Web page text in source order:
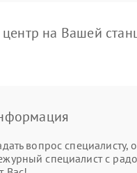
на Вашей
вопрос специалисту,
специалист с